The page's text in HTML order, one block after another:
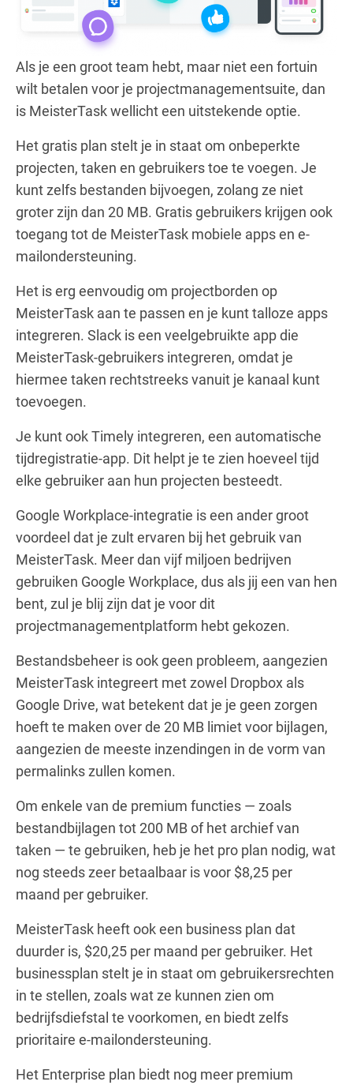
Als je een groot team hebt, maar niet een fortuin
wilt betalen voor je projectmanagementsuite, dan
is MeisterTask wellicht een uitstekende optie.
Het gratis plan stelt je in staat om onbeperkte
projecten, taken en gebruikers toe te voegen. Je
kunt zelfs bestanden bijvoegen, zolang ze niet
groter zijn dan 20 MB. Gratis gebruikers krijgen ook
toegang tot de MeisterTask mobiele apps en e-
mailondersteuning.
Het is erg eenvoudig om projectborden op
MeisterTask aan te passen en je kunt talloze apps
integreren. Slack is een veelgebruikte app die
MeisterTask-gebruikers integreren, omdat je
hiermee taken rechtstreeks vanuit je kanaal kunt
toevoegen.
Je kunt ook Timely integreren, een automatische
tijdregistratie-app. Dit helpt je te zien hoeveel tijd
elke gebruiker aan hun projecten besteedt.
Google Workplace-integratie is een ander groot
voordeel dat je zult ervaren bij het gebruik van
MeisterTask. Meer dan vijf miljoen bedrijven
gebruiken Google Workplace, dus als jij een van hen
bent, zul je blij zijn dat je voor dit
projectmanagementplatform hebt gekozen.
Bestandsbeheer is ook geen probleem, aangezien
MeisterTask integreert met zowel Dropbox als
Google Drive, wat betekent dat je je geen zorgen
hoeft te maken over de 20 MB limiet voor bijlagen,
aangezien de meeste inzendingen in de vorm van
permalinks zullen komen.
Om enkele van de premium functies — zoals
bestandbijlagen tot 200 MB of het archief van
taken — te gebruiken, heb je het pro plan nodig, wat
nog steeds zeer betaalbaar is voor $8,25 per
maand per gebruiker.
MeisterTask heeft ook een business plan dat
duurder is, $20,25 per maand per gebruiker. Het
businessplan stelt je in staat om gebruikersrechten
in te stellen, zoals wat ze kunnen zien om
bedrijfsdiefstal te voorkomen, en biedt zelfs
prioritaire e-mailondersteuning.
Het Enterprise plan biedt nog meer premium